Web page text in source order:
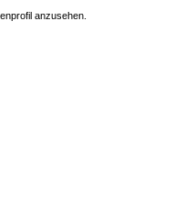
anzusehen.